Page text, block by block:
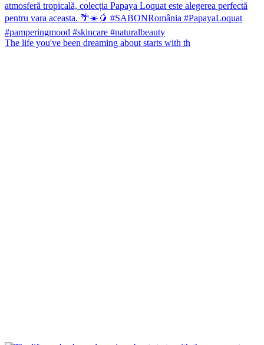
The life you've been dreaming about starts with th